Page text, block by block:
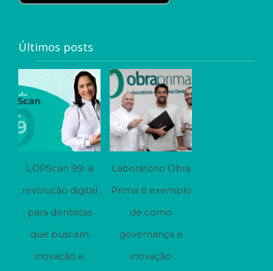
Últimos posts
LOPScan 99: a
revolução digital
para dentistas
que buscam
inovação e
Laboratório Obra
Prima é exemplo
de como
governança e
inovação